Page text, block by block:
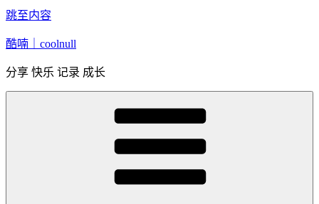
跳至内容
酷喃｜coolnull
分享 快乐 记录 成长